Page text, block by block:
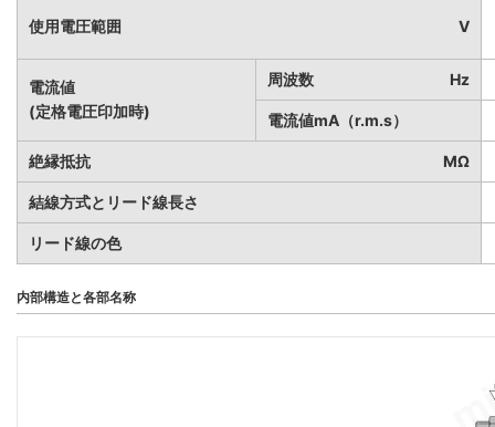
使用電圧範囲 V
電流値
(定格電圧印加時)
周波数 Hz
電流値mA（r.m.s）
絶縁抵抗 MΩ
結線方式とリード線長さ
リード線の色
内部構造と各部名称